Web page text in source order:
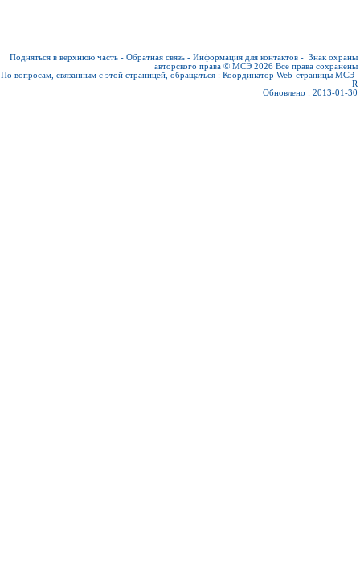
Подняться в верхнюю часть - Обратная связь - Информация для контактов - Знак охраны
авторского права © МСЭ 2026 Все права сохранены
По вопросам, связанным с этой страницей, обращаться : Координатор Web-страницы МСЭ-
R
Обновлено : 2013-01-30